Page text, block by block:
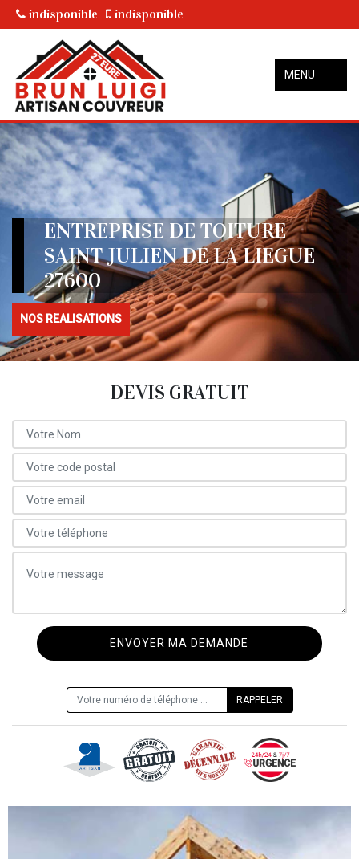
indisponible indisponible
MENU
ENTREPRISE DE TOITURE
SAINT JULIEN DE LA LIEGUE
27600
NOS REALISATIONS
DEVIS GRATUIT